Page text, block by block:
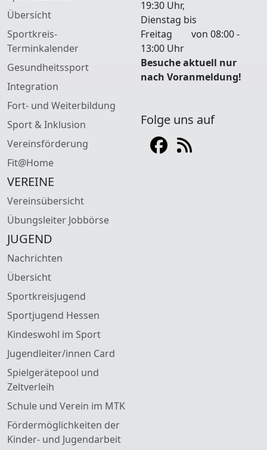
Übersicht
Sportkreis-
Terminkalender
Gesundheitssport
Integration
Fort- und Weiterbildung
Sport & Inklusion
Vereinsförderung
Fit@Home
VEREINE
Vereinsübersicht
Übungsleiter Jobbörse
JUGEND
Nachrichten
Übersicht
Sportkreisjugend
Sportjugend Hessen
Kindeswohl im Sport
Jugendleiter/innen Card
Spielgerätepool und
Zeltverleih
Schule und Verein im MTK
Fördermöglichkeiten der
Kinder- und Jugendarbeit
19:30 Uhr,
Dienstag bis
Freitag von 08:00 -
13:00 Uhr
Besuche aktuell nur
nach Voranmeldung!
Folge uns auf